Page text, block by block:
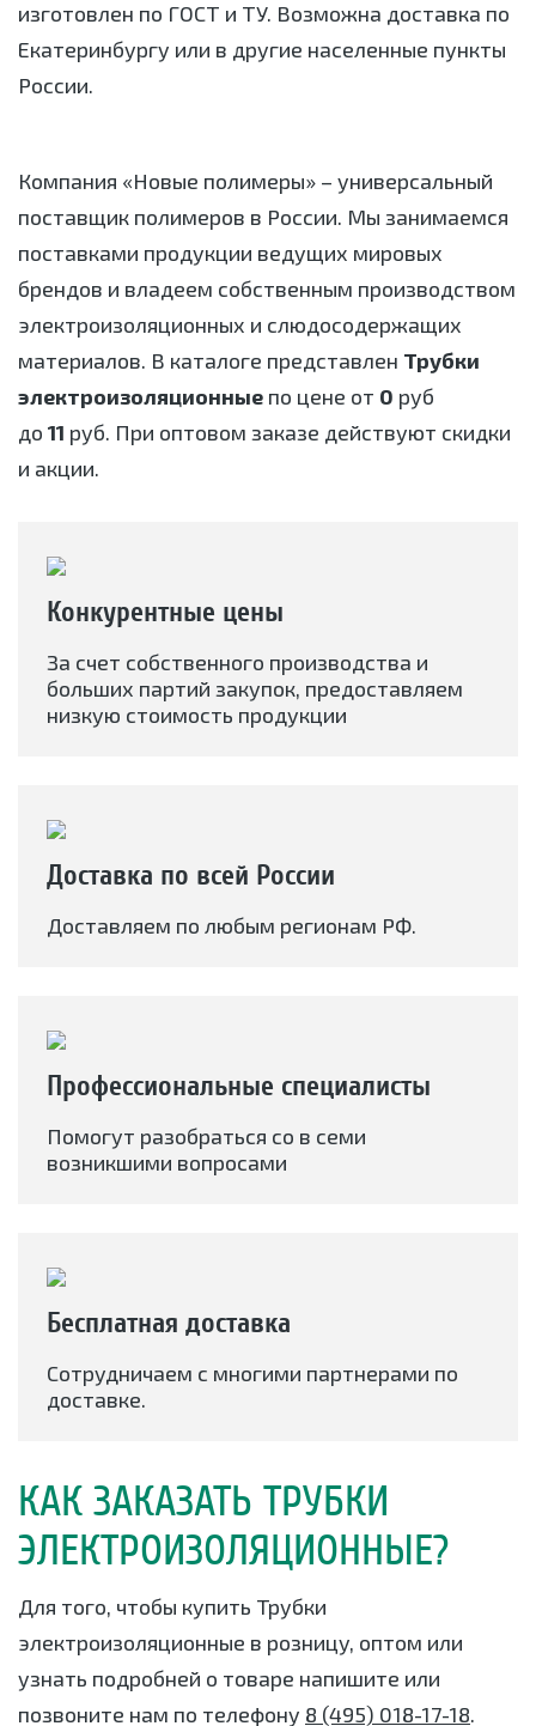
изготовлен по ГОСТ и ТУ. Возможна доставка по
Екатеринбургу или в другие населенные пункты
России.
Компания «Новые полимеры» – универсальный
поставщик полимеров в России. Мы занимаемся
поставками продукции ведущих мировых
брендов и владеем собственным производством
электроизоляционных и слюдосодержащих
материалов. В каталоге представлен Трубки
электроизоляционные по цене от 0 руб
до 11 руб. При оптовом заказе действуют скидки
и акции.
Конкурентные цены
За счет собственного производства и
больших партий закупок, предоставляем
низкую стоимость продукции
Доставка по всей России
Доставляем по любым регионам РФ.
Профессиональные специалисты
Помогут разобраться со в семи
возникшими вопросами
Бесплатная доставка
Сотрудничаем с многими партнерами по
доставке.
КАК ЗАКАЗАТЬ ТРУБКИ
ЭЛЕКТРОИЗОЛЯЦИОННЫЕ?
Для того, чтобы купить Трубки
электроизоляционные в розницу, оптом или
узнать подробней о товаре напишите или
позвоните нам по телефону 8 (495) 018-17-18.